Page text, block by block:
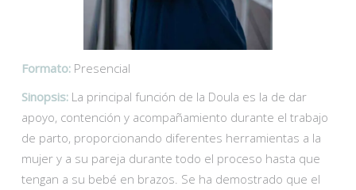
Formato: Presencial
Sinopsis: La principal función de la Doula es la de dar
apoyo, contención y acompañamiento durante el trabajo
de parto, proporcionando diferentes herramientas a la
mujer y a su pareja durante todo el proceso hasta que
tengan a su bebé en brazos. Se ha demostrado que el